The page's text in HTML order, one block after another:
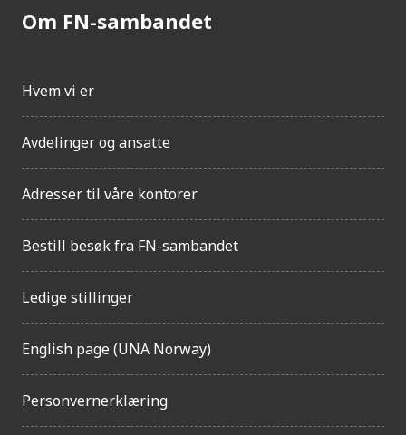
Om FN-sambandet
Hvem vi er
Avdelinger og ansatte
Adresser til våre kontorer
Bestill besøk fra FN-sambandet
Ledige stillinger
English page (UNA Norway)
Personvernerklæring